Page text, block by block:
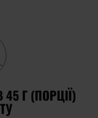
Г (ПОРЦІЇ)